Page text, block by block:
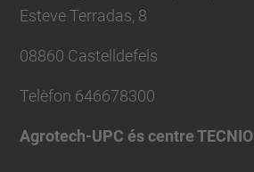
Esteve Terradas, 8
08860 Castelldefels
Telèfon 646678300
Agrotech-UPC és centre TECNIO